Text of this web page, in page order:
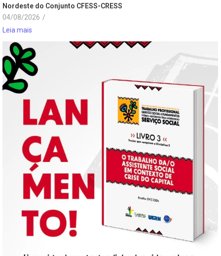
Nordeste do Conjunto CFESS-CRESS
04/08/2026 /
Leia mais